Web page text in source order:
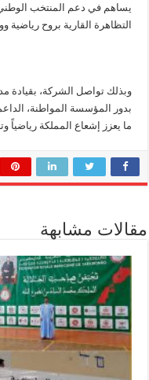
يساهم في دعم المنتخب
التظاهرة القارية بروح رياضية
وبذلك تواصل الشركة، بقيادة
بدور المؤسسة المواطنة،
ما يعزز إشعاع المملكة رياضياً
مقالات مشابهة